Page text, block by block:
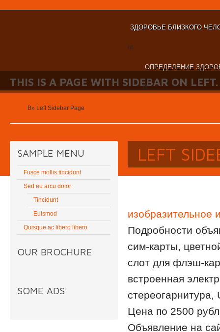
ЗДОРОВЬЕ БЛИЗКОГО
nt
ОПРЕДЕЛЕНИЕ
nt
THIS IS A PAGE WITH SIDEBAR ON LEFT.
В» Left Sidebar Page
SAMPLE MENU
Fusce mollis tincidunt
Sed eu arcu dolor
Tincidunt
Euismod
Quisque ac libero libero
OUR BROCHURE
SOME ADS
LEFT
изобразительное
Подробности
сим-карты,
слот для флэш-
встроенная
Цена по 2500
Объявление на